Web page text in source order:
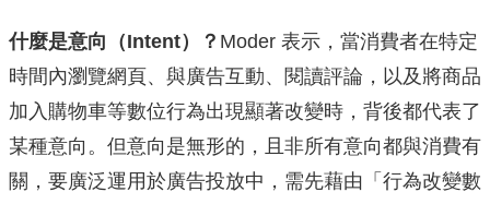
什麼是意向（Intent）？ Moder 表示，當消費者在特定
時間內瀏覽網頁、與廣告互動、閱讀評論，以及將商品
加入購物車等數位行為出現顯著改變時，背後都代表了
某種意向。但意向是無形的，且非所有意向都與消費有
關，要廣泛運用於廣告投放中，需先藉由「行為改變數